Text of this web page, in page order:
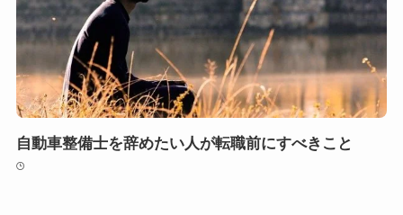
自動車整備士を辞めたい人が転職前にすべきこと